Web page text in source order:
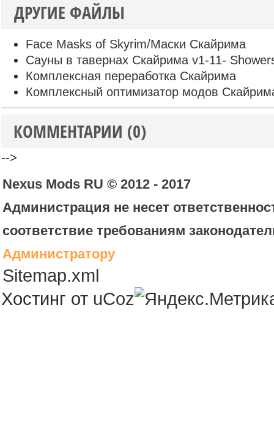
ДРУГИЕ ФАЙЛЫ
Face Masks of Skyrim/Маски Скайрима
Сауны в тавернах Скайрима v1-11-
Комплексная переработка Скайрима
Комплексный оптимизатор модов
КОММЕНТАРИИ (0)
-->
Nexus Mods RU © 2012 - 2017
Администрация не несет
соответствие требованиям
Администратору
Sitemap.xml
Хостинг от uCoz